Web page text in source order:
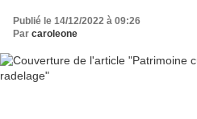
Publié le 14/12/2022 à 09:26
Par caroleone